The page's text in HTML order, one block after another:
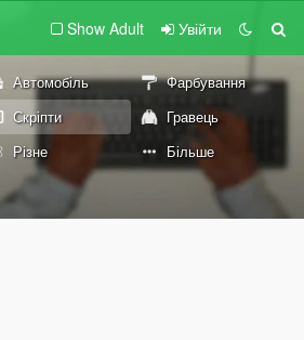
Show Adult Увійти
Автомобіль
Фарбування
Скріпти
Гравець
Різне Більше